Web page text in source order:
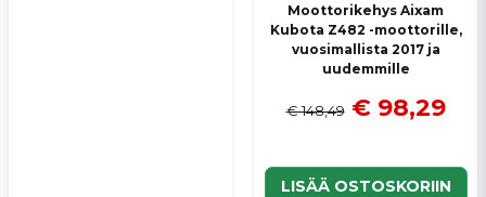
Moottorikehys Aixam
Kubota Z482 -moottorille,
vuosimallista 2017 ja
uudemmille
€ 148,49 € 98,29
LISÄÄ OSTOSKORIIN